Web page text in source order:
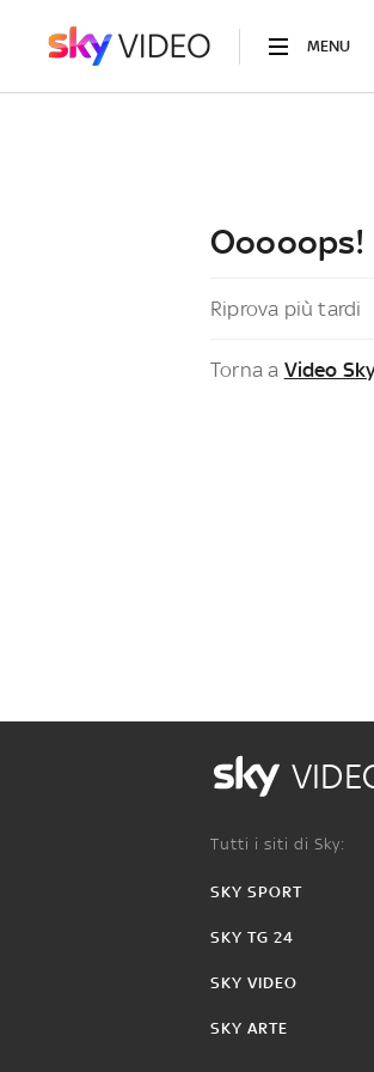
MENU
Ooooops!
Riprova più tardi
Torna a Video
Tutti i siti di Sky:
SKY SPORT
SKY TG 24
SKY VIDEO
SKY ARTE